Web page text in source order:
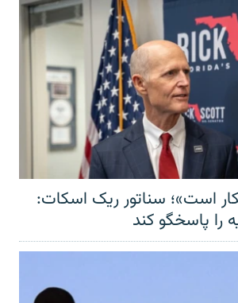
است»؛ سناتور ریک اسکات:
را پاسخگو کند